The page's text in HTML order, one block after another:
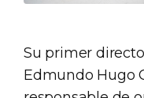
Su primer
Edmundo Hugo